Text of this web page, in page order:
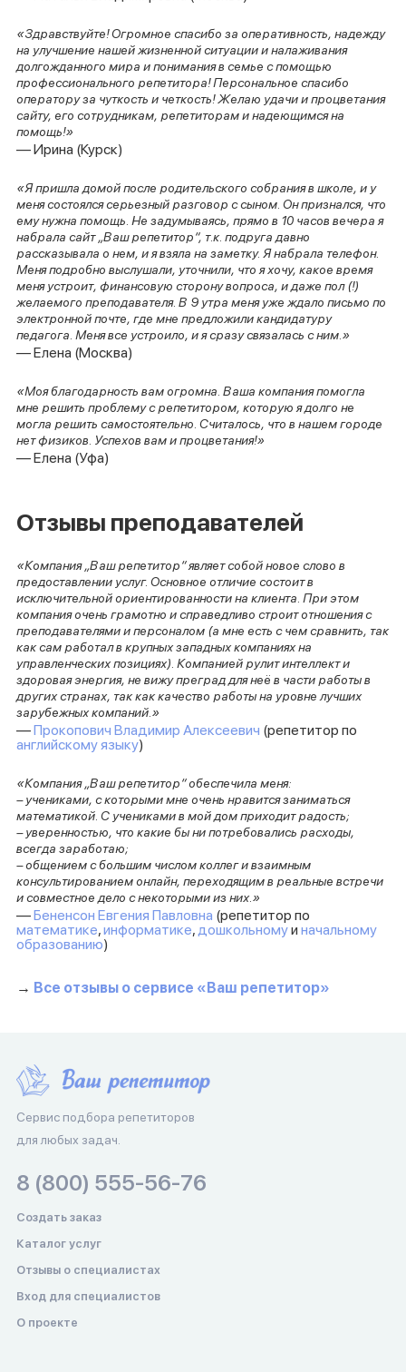
«Здравствуйте! Огромное спасибо за оперативность, надежду
на улучшение нашей жизненной ситуации и налаживания
долгожданного мира и понимания в семье с помощью
профессионального репетитора! Персональное спасибо
оператору за чуткость и четкость! Желаю удачи и процветания
сайту, его сотрудникам, репетиторам и надеющимся на
помощь!»
— Ирина (Курск)
«Я пришла домой после родительского собрания в школе, и у
меня состоялся серьезный разговор с сыном. Он признался, что
ему нужна помощь. Не задумываясь, прямо в 10 часов вечера я
набрала сайт „Ваш репетитор“, т.к. подруга давно
рассказывала о нем, и я взяла на заметку. Я набрала телефон.
Меня подробно выслушали, уточнили, что я хочу, какое время
меня устроит, финансовую сторону вопроса, и даже пол (!)
желаемого преподавателя. В 9 утра меня уже ждало письмо по
электронной почте, где мне предложили кандидатуру
педагога. Меня все устроило, и я сразу связалась с ним.»
— Елена (Москва)
«Моя благодарность вам огромна. Ваша компания помогла
мне решить проблему с репетитором, которую я долго не
могла решить самостоятельно. Считалось, что в нашем городе
нет физиков. Успехов вам и процветания!»
— Елена (Уфа)
Отзывы преподавателей
«Компания „Ваш репетитор“ являет собой новое слово в
предоставлении услуг. Основное отличие состоит в
исключительной ориентированности на клиента. При этом
компания очень грамотно и справедливо строит отношения с
преподавателями и персоналом (а мне есть с чем сравнить, так
как сам работал в крупных западных компаниях на
управленческих позициях). Компанией рулит интеллект и
здоровая энергия, не вижу преград для неё в части работы в
других странах, так как качество работы на уровне лучших
зарубежных компаний.»
—Прокопович Владимир Алексеевич (репетитор по
английскому языку)
«Компания „Ваш репетитор“ обеспечила меня:
– учениками, с которыми мне очень нравится заниматься
математикой. С учениками в мой дом приходит радость;
– уверенностью, что какие бы ни потребовались расходы,
всегда заработаю;
– общением с большим числом коллег и взаимным
консультированием онлайн, переходящим в реальные встречи
и совместное дело с некоторыми из них.»
—Бененсон Евгения Павловна (репетитор по
математике,информатике,дошкольномуи начальному
образованию)
→ Все отзывы о сервисе «Ваш репетитор»
Сервис подбора репетиторов
для любых задач.
Создать заказ
Каталог услуг
Отзывы о специалистах
Вход для специалистов
О проекте
8 (800) 555-56-76